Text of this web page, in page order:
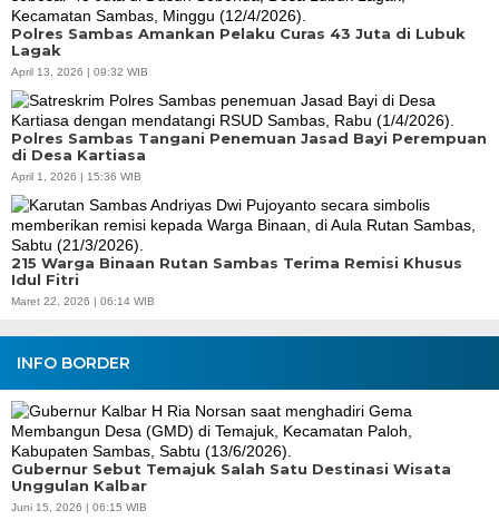
Polres Sambas Amankan Pelaku Curas 43 Juta di Lubuk
Lagak
April 13, 2026 | 09:32 WIB
Polres Sambas Tangani Penemuan Jasad Bayi Perempuan
di Desa Kartiasa
April 1, 2026 | 15:36 WIB
215 Warga Binaan Rutan Sambas Terima Remisi Khusus
Idul Fitri
Maret 22, 2026 | 06:14 WIB
INFO BORDER
Gubernur Sebut Temajuk Salah Satu Destinasi Wisata
Unggulan Kalbar
Juni 15, 2026 | 06:15 WIB